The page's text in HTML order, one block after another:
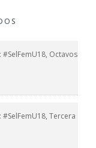
#SelFemU18, Octavos
#SelFemU18, Tercera